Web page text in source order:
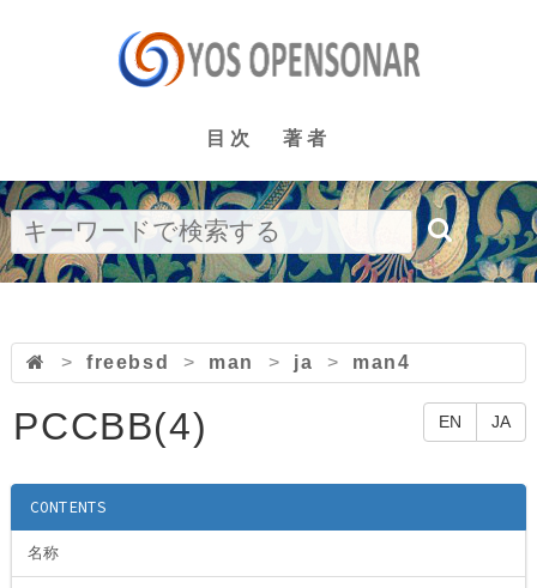
目次 著者
> freebsd > man > ja > man4
EN JA
PCCBB(4)
CONTENTS
名称